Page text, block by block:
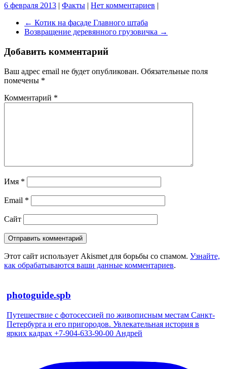
6 февраля 2013 | Факты | Нет комментариев |
← Котик на фасаде Главного штаба
Возвращение деревянного грузовичка →
Добавить комментарий
Ваш адрес email не будет опубликован. Обязательные поля
помечены *
Комментарий *
Имя *
Email *
Сайт
Этот сайт использует Akismet для борьбы со спамом. Узнайте,
как обрабатываются ваши данные комментариев.
photoguide.spb
Путешествие с фотосессией по живописным местам Санкт-
Петербурга и его пригородов. Увлекательная история в
ярких кадрах +7-904-633-90-00 Андрей